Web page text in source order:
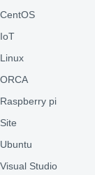
CentOS
IoT
Linux
ORCA
Raspberry pi
Site
Ubuntu
Visual Studio